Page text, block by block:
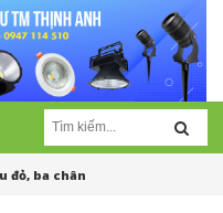
đỏ, ba chân